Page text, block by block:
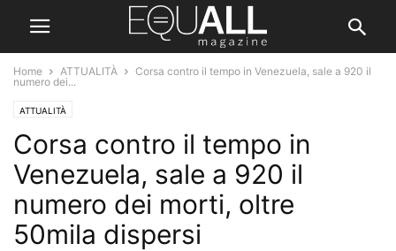
Home ATTUALITÀ
Corsa contro il tempo in Venezuela, sale a 920 il
numero dei...
ATTUALITÀ
Corsa contro il tempo in
Venezuela, sale a 920 il
numero dei morti, oltre
50mila dispersi